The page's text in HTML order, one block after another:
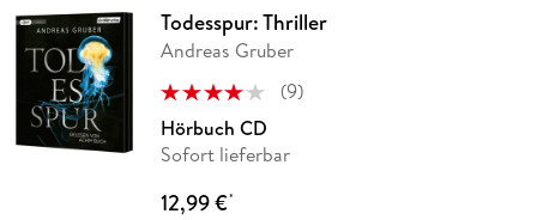
Todesspur: Thriller
Andreas Gruber
(9)
Hörbuch CD
Sofort lieferbar
12,99 €*